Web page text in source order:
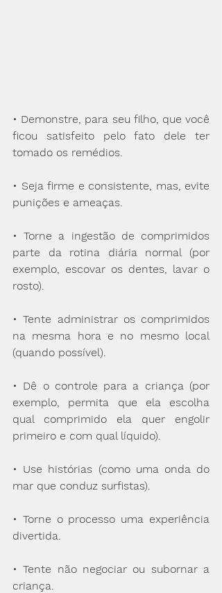
• Demonstre, para seu filho, que você
ficou satisfeito pelo fato dele ter
tomado os remédios.
• Seja firme e consistente, mas, evite
punições e ameaças.
• Torne a ingestão de comprimidos
parte da rotina diária normal (por
exemplo, escovar os dentes, lavar o
rosto).
• Tente administrar os comprimidos
na mesma hora e no mesmo local
(quando possível).
• Dê o controle para a criança (por
exemplo, permita que ela escolha
qual comprimido ela quer engolir
primeiro e com qual líquido).
• Use histórias (como uma onda do
mar que conduz surfistas).
• Torne o processo uma experiência
divertida.
• Tente não negociar ou subornar a
criança.